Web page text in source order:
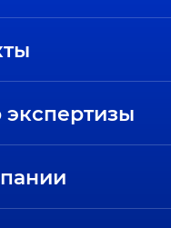
экспертизы